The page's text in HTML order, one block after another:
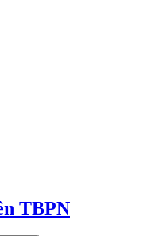
TBPN